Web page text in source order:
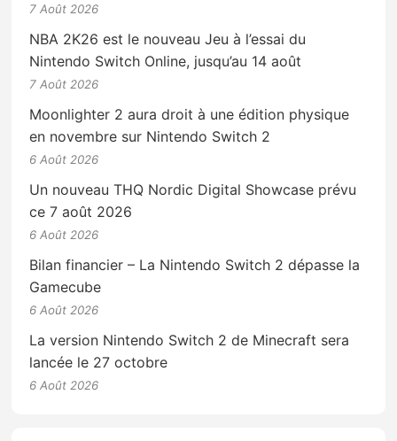
7 Août 2026
NBA 2K26 est le nouveau Jeu à l’essai du
Nintendo Switch Online, jusqu’au 14 août
7 Août 2026
Moonlighter 2 aura droit à une édition physique
en novembre sur Nintendo Switch 2
6 Août 2026
Un nouveau THQ Nordic Digital Showcase prévu
ce 7 août 2026
6 Août 2026
Bilan financier – La Nintendo Switch 2 dépasse la
Gamecube
6 Août 2026
La version Nintendo Switch 2 de Minecraft sera
lancée le 27 octobre
6 Août 2026